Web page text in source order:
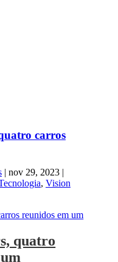
carros
| nov 29, 2023|
, Vision
quatro